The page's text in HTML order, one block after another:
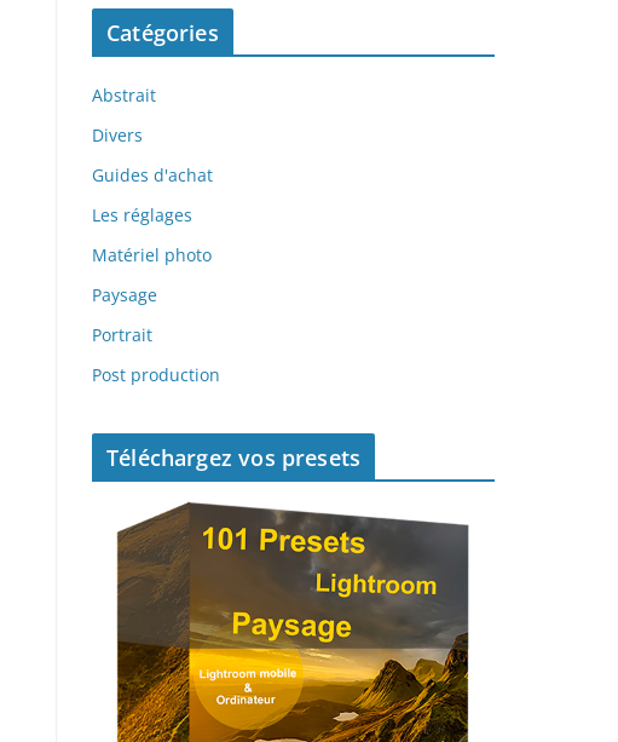
Catégories
Abstrait
Divers
Guides d'achat
Les réglages
Matériel photo
Paysage
Portrait
Post production
Téléchargez vos presets